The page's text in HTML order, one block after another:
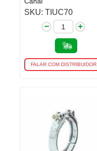
SKU: TIUC70
FALAR COM DISTRIBUIDOR